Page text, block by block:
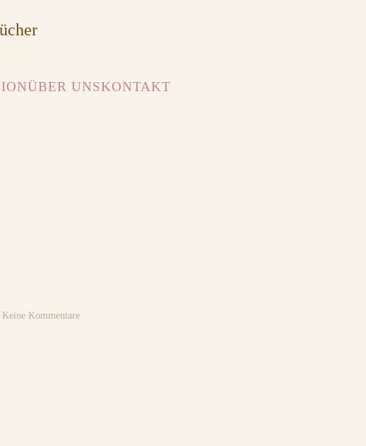
ÜBER UNSKONTAKT
Keine Kommentarezu